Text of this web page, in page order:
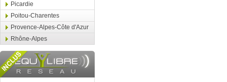
Picardie
Poitou-Charentes
Provence-Alpes-Côte d'Azur
Rhône-Alpes